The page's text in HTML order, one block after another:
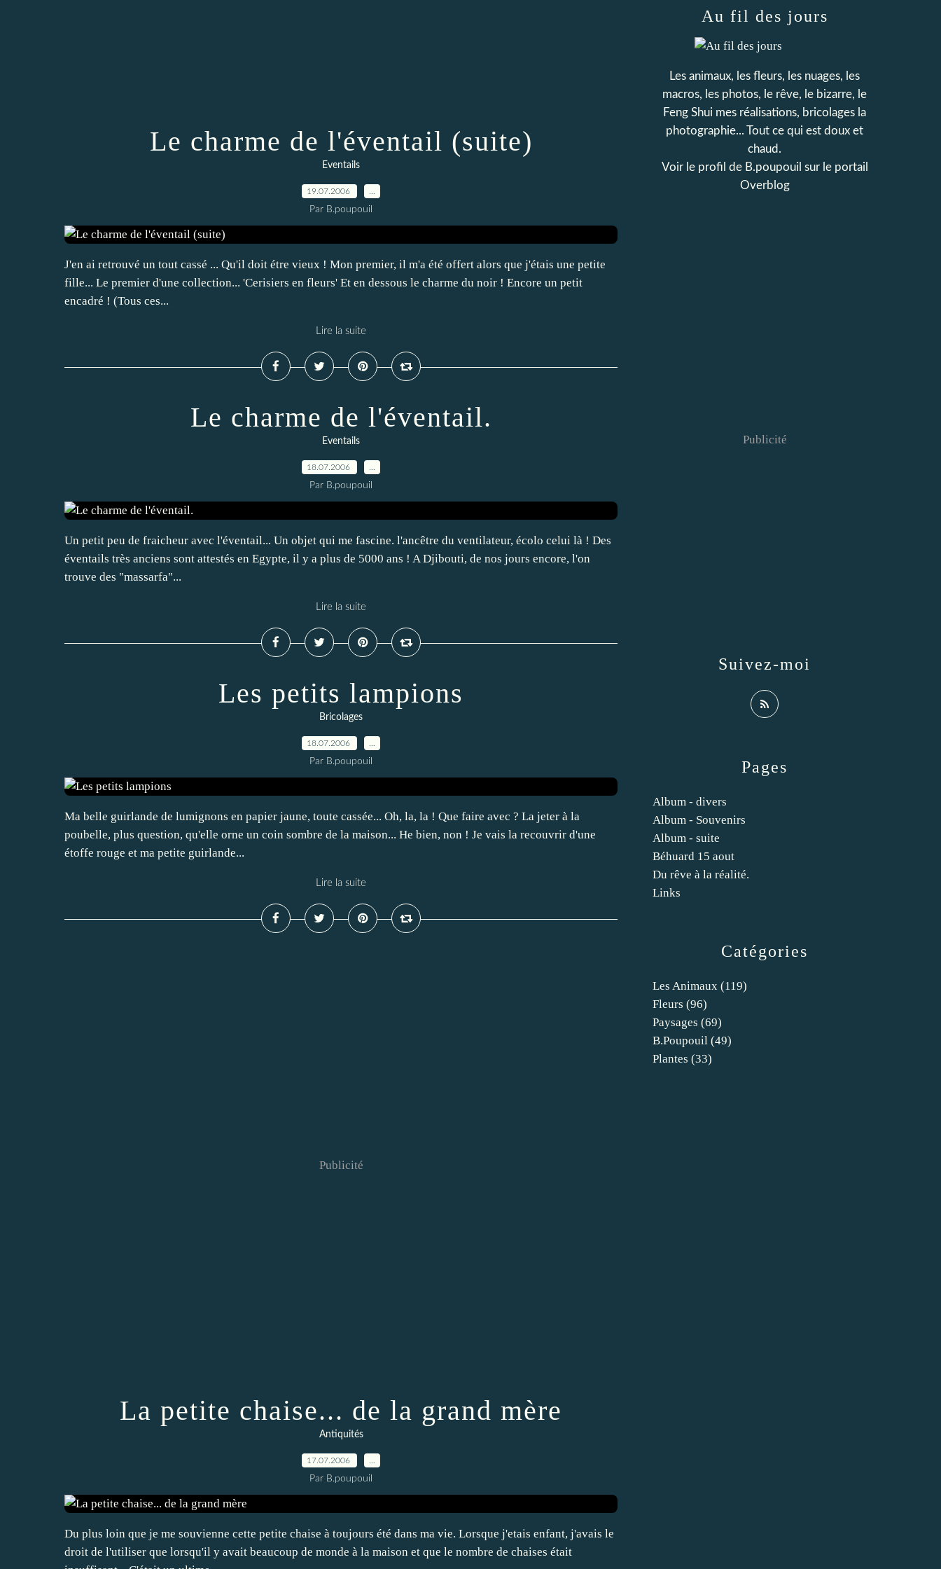
Le charme de l'éventail (suite)
Eventails
19.07.2006
Par B.poupouil
J'en ai retrouvé un tout cassé ... Qu'il doit étre vieux ! Mon premier, il m'a été offert alors que j'étais une petite
fille... Le premier d'une collection... 'Cerisiers en fleurs' Et en dessous le charme du noir ! Encore un petit
encadré ! (Tous ces...
Lire la suite
Le charme de l'éventail.
Eventails
18.07.2006
Par B.poupouil
Un petit peu de fraicheur avec l'éventail... Un objet qui me fascine. l'ancêtre du ventilateur, écolo celui là ! Des
éventails très anciens sont attestés en Egypte, il y a plus de 5000 ans ! A Djibouti, de nos jours encore, l'on
trouve des "massarfa"...
Lire la suite
Les petits lampions
Bricolages
18.07.2006
Par B.poupouil
Ma belle guirlande de lumignons en papier jaune, toute cassée... Oh, la, la ! Que faire avec ? La jeter à la
poubelle, plus question, qu'elle orne un coin sombre de la maison... He bien, non ! Je vais la recouvrir d'une
étoffe rouge et ma petite guirlande...
Lire la suite
Publicité
La petite chaise... de la grand mère
Antiquités
17.07.2006
Par B.poupouil
Du plus loin que je me souvienne cette petite chaise à toujours été dans ma vie. Lorsque j'etais enfant, j'avais le
droit de l'utiliser que lorsqu'il y avait beaucoup de monde à la maison et que le nombre de chaises était
Catégories
Les Animaux (119)
Fleurs (96)
Paysages (69)
B.poupouil (49)
Plantes (33)
Pages
Album - divers
Album - Souvenirs
Album - suite
Béhuard 15 aout
Du rêve à la réalité.
Links
Au fil des jours
Les animaux, les fleurs, les nuages, les
macros, les photos, le rêve, le bizarre, le
Feng Shui mes réalisations, bricolages la
photographie... Tout ce qui est doux et
chaud.
Voir le profil de B.poupouil sur le portail
Overblog
Suivez-moi
Publicité